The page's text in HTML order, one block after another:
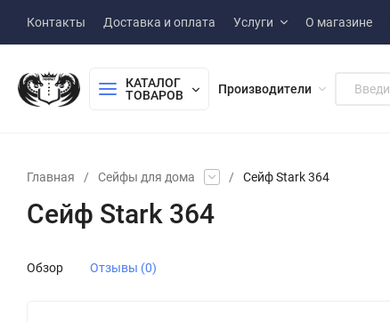
Контакты Доставка и оплата Услуги О магазине
КАТАЛОГ
ТОВАРОВ
Производители
Главная / Сейфы для дома / Сейф Stark 364
Сейф Stark 364
Обзор Отзывы (0)